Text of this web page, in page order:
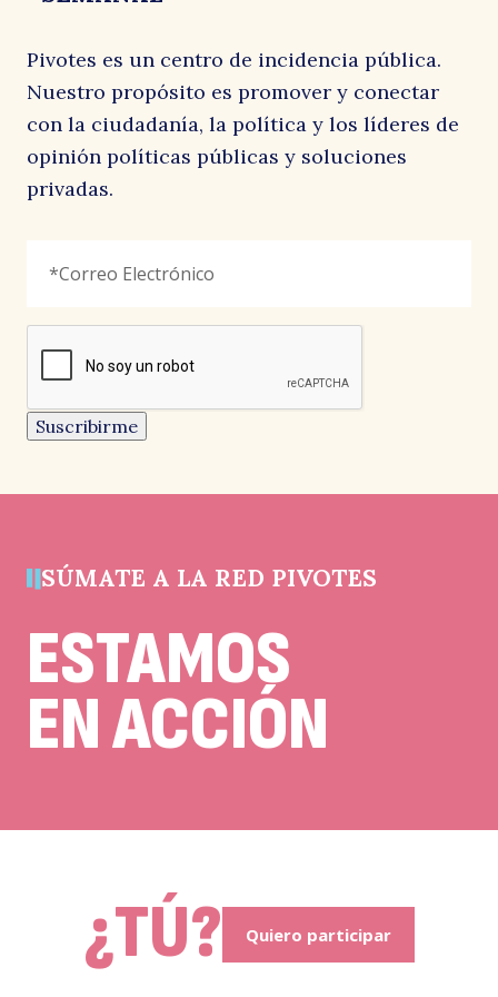
señala
campo
un
campo
de
debe
Electrónico *
reCAPTCHA
Suscribirme
Pivotes es un centro de incidencia pública.
Nuestro propósito es promover y conectar
con la ciudadanía, la política y los líderes de
opinión políticas públicas y soluciones
privadas.
SÚMATE A LA RED PIVOTES
ESTAMOS
EN ACCIÓN
¿TÚ? Quiero participar